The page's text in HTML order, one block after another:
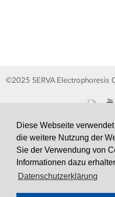
Diese Webseite
die weitere Nutzung der
Sie der Verwendung von
Informationen dazu
Datenschutzerklärung
©2025 SERVA Electrophoresis
Impressum
Kontakt